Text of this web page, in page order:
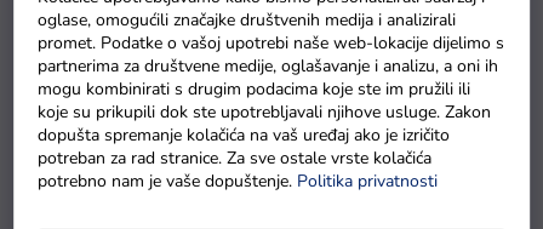
oglase, omogućili značajke društvenih medija i analizirali
promet. Podatke o vašoj upotrebi naše web-lokacije dijelimo s
partnerima za društvene medije, oglašavanje i analizu, a oni ih
mogu kombinirati s drugim podacima koje ste im pružili ili
koje su prikupili dok ste upotrebljavali njihove usluge. Zakon
dopušta spremanje kolačića na vaš uređaj ako je izričito
potreban za rad stranice. Za sve ostale vrste kolačića
potrebno nam je vaše dopuštenje. Politika privatnosti
Visina podvozja od tla: 12 cm
Sjedalo: 34 x 21 x 30 cm
Maksimalna nosivost: 30 kg
Značajke: